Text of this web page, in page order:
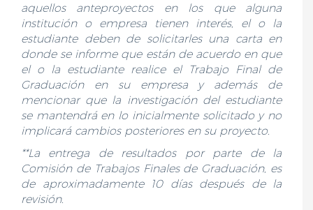
aquellos anteproyectos en los que alguna
institución o empresa tienen interés, el o la
estudiante deben de solicitarles una carta en
donde se informe que están de acuerdo en que
el o la estudiante realice el Trabajo Final de
Graduación en su empresa y además de
mencionar que la investigación del estudiante
se mantendrá en lo inicialmente solicitado y no
implicará cambios posteriores en su proyecto.
**La entrega de resultados por parte de la
Comisión de Trabajos Finales de Graduación, es
de aproximadamente 10 días después de la
revisión.